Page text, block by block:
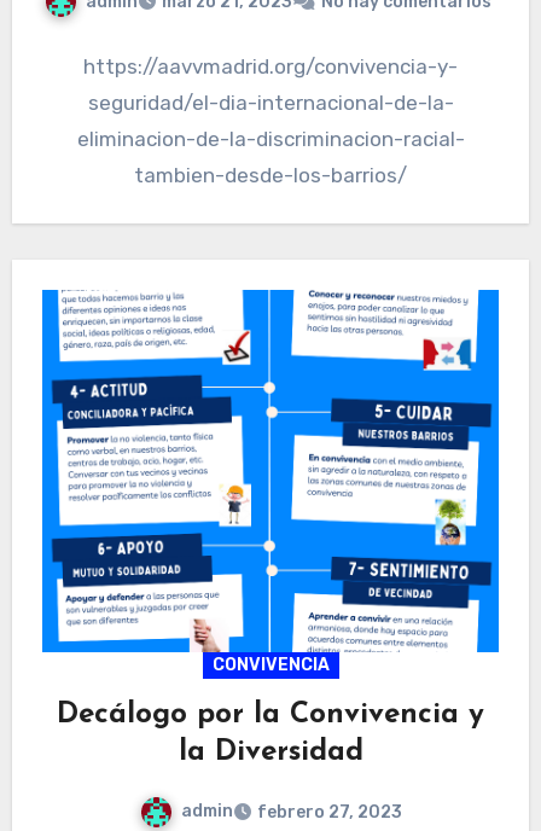
https://aavvmadrid.org/convivencia-y-
seguridad/el-dia-internacional-de-la-
eliminacion-de-la-discriminacion-racial-
tambien-desde-los-barrios/
CONVIVENCIA
Decálogo por la Convivencia y
la Diversidad
admin
febrero 27, 2023